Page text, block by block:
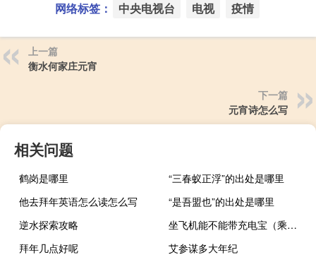
网络标签： 中央电视台 电视 疫情
上一篇
衡水何家庄元宵
下一篇
元宵诗怎么写
相关问题
鹤岗是哪里
“三春蚁正浮”的出处是哪里
他去拜年英语怎么读怎么写
“是吾盟也”的出处是哪里
逆水探索攻略
坐飞机能不能带充电宝（乘坐飞机能带充电宝吗,飞机上可以带充电宝吗）
拜年几点好呢
艾参谋多大年纪